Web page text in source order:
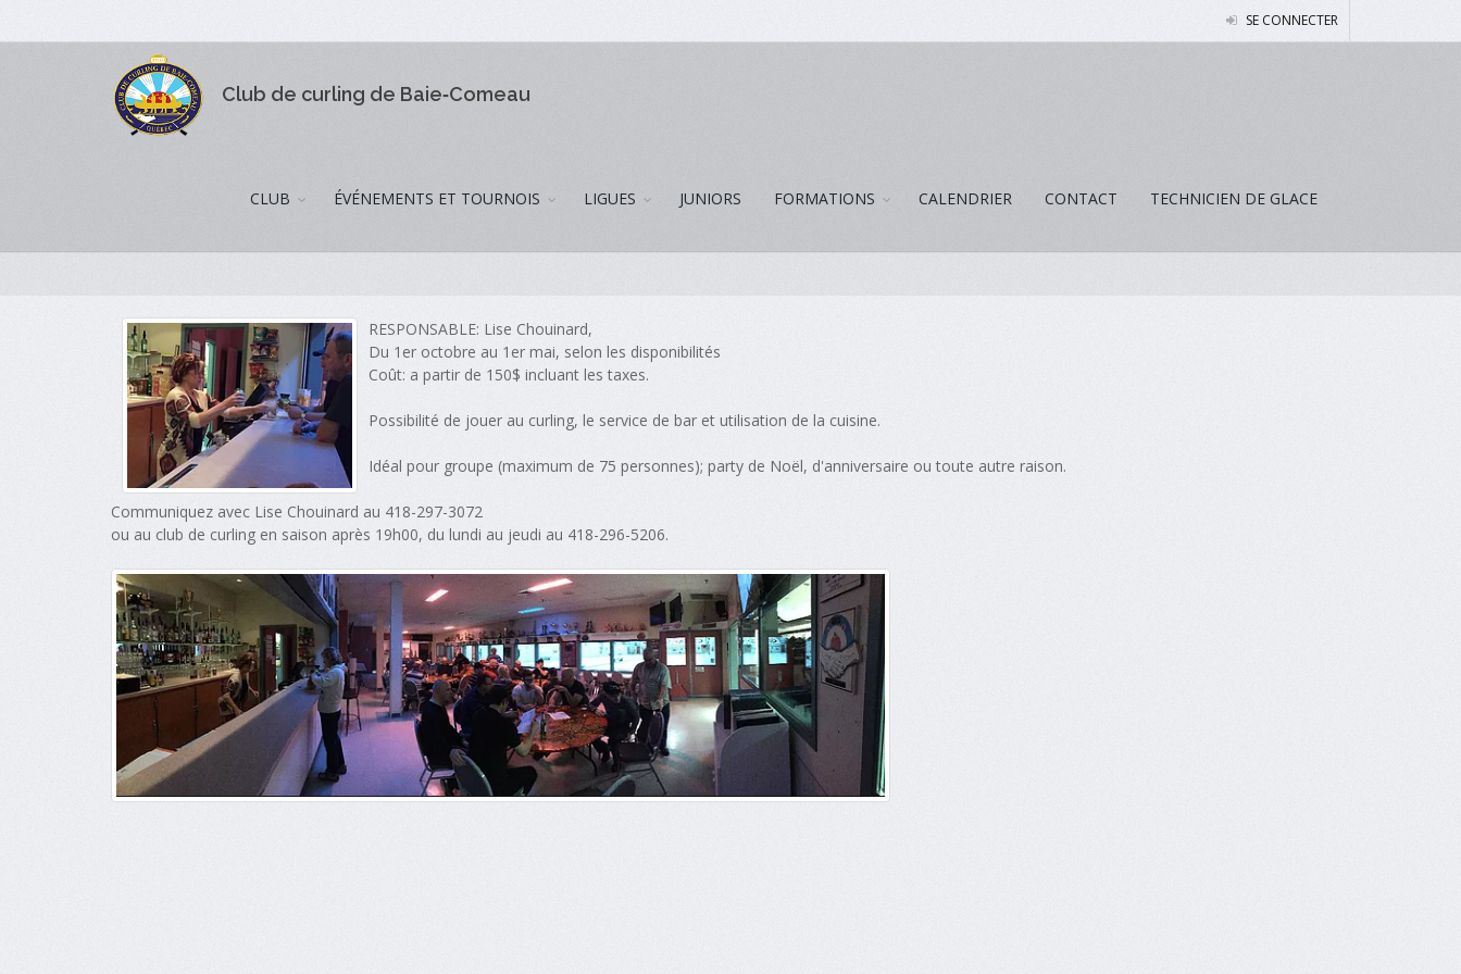
SE CONNECTER
Club de curling de Baie‑Comeau
CLUB ÉVÉNEMENTS ET TOURNOIS LIGUES JUNIORS FORMATIONS CALENDRIER CONTACT TECHNICIEN DE GLACE
RESPONSABLE: Lise Chouinard,
Du 1er octobre au 1er mai, selon les disponibilités
Coût: a partir de 150$ incluant les taxes.
Possibilité de jouer au curling, le service de bar et utilisation de la cuisine.
Idéal pour groupe (maximum de 75 personnes); party de Noël, d'anniversaire ou toute autre raison.
Communiquez avec Lise Chouinard au 418-297-3072
ou au club de curling en saison après 19h00, du lundi au jeudi au 418-296-5206.